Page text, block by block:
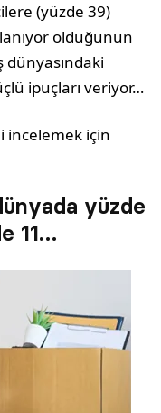
(yüzde 39)
olduğunun
dünyasındaki
ipuçları veriyor…
incelemek için
yüzde
11…